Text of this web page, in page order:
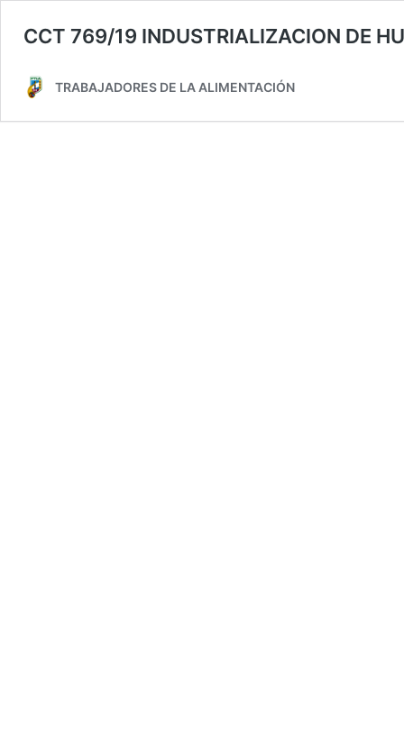
CCT 769/19 INDUSTRIALIZACION DE
TRABAJADORES DE LA ALIMENTACIÓN